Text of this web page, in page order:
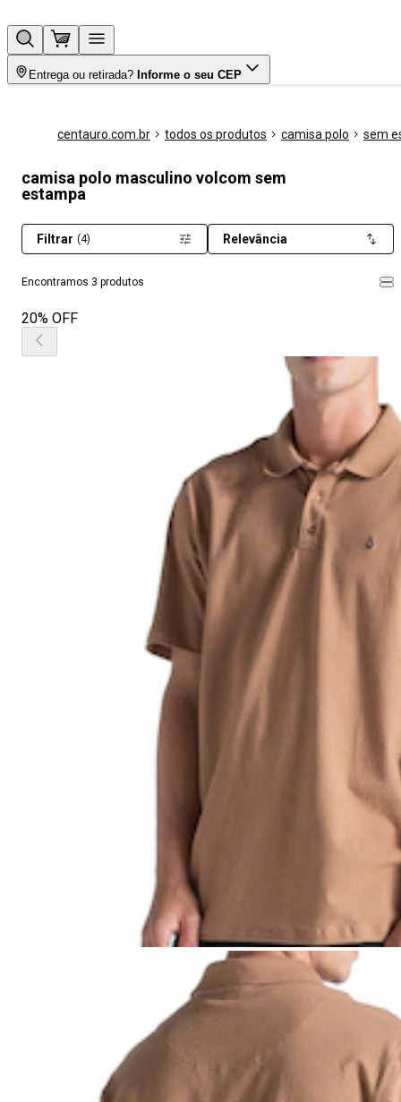
Entrega ou retirada? Informe o seu CEP
centauro.com.br todos os produtos camisa polo sem
camisa polo masculino volcom sem
estampa
Encontramos 3 produtos
Filtrar (4) Relevância
20% OFF